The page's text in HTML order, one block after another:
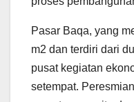
Pasar Baqa, yang
m2 dan terdiri dari
pusat kegiatan
setempat.